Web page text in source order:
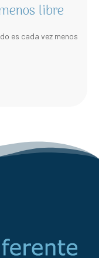
libre
es cada vez menos